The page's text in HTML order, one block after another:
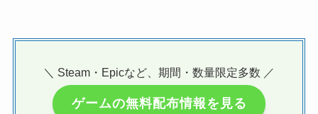
＼ Steam・Epicなど、期間・数量限定多数 ／
ゲームの無料配布情報を見る